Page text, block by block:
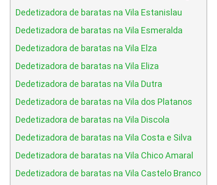
Dedetizadora de baratas na Vila Estanislau
Dedetizadora de baratas na Vila Esmeralda
Dedetizadora de baratas na Vila Elza
Dedetizadora de baratas na Vila Eliza
Dedetizadora de baratas na Vila Dutra
Dedetizadora de baratas na Vila dos Platanos
Dedetizadora de baratas na Vila Discola
Dedetizadora de baratas na Vila Costa e Silva
Dedetizadora de baratas na Vila Chico Amaral
Dedetizadora de baratas na Vila Castelo Branco